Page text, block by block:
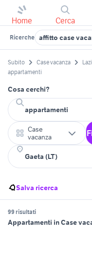
Home Cerca
Ricerche affitto case
Subito Case vacanza
appartamenti
Cosa cerchi?
Case
vacanza
Salva ricerca
99 risultati
Appartamenti in Case